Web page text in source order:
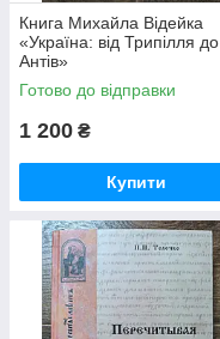
Книга Михайла Відейка
«Україна: від Трипілля до
Антів»
Готово до відправки
1 200 ₴
Купити